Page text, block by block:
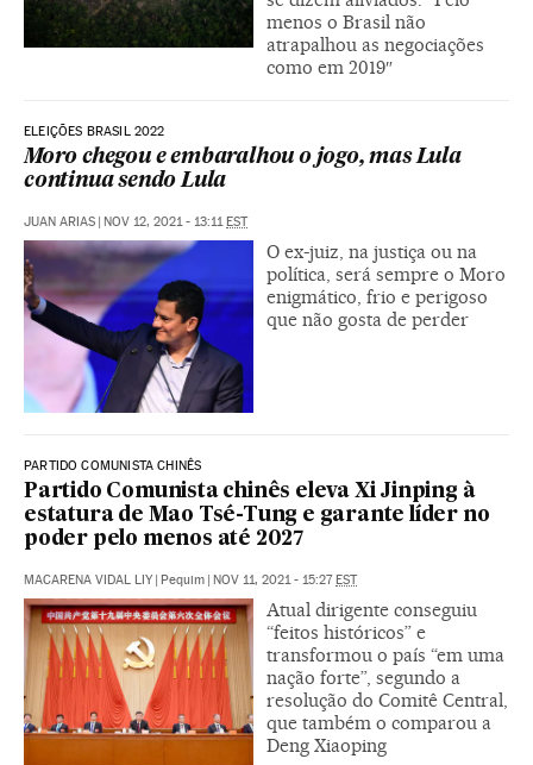
menos o Brasil não
atrapalhou as negociações
como em 2019″
ELEIÇÕES BRASIL 2022
Moro chegou e embaralhou o jogo, mas Lula
continua sendo Lula
JUAN ARIAS | NOV 12, 2021 - 13:11EST
O ex-juiz, na justiça ou na
política, será sempre o Moro
enigmático, frio e perigoso
que não gosta de perder
PARTIDO COMUNISTA CHINÊS
Partido Comunista chinês eleva Xi Jinping à
estatura de Mao Tsé-Tung e garante líder no
poder pelo menos até 2027
MACARENA VIDAL LIY | Pequim | NOV 11, 2021 - 15:27EST
Atual dirigente conseguiu
“feitos históricos” e
transformou o país “em uma
nação forte”, segundo a
resolução do Comitê Central,
que também o comparou a
Deng Xiaoping